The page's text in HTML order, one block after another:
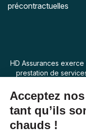
précontractuelles
HD Assurances
prestation de
le siège social est 7
France. La loi